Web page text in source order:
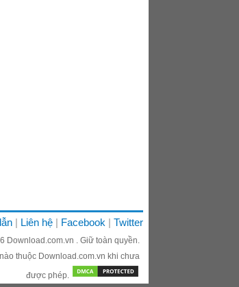
Liên hệ Facebook Twitter
Download.com.vn
. Giữ toàn quyền.
thuộc Download.com.vn khi chưa
được phép.